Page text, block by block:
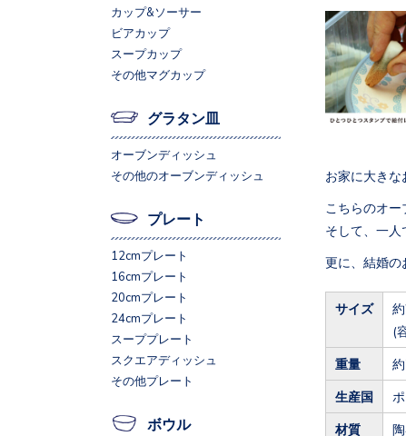
お家に大きな
こちらのオ
そして、一人
更に、結婚の
サイズ
(
重量
生産国
材質
カップ&ソーサー
ビアカップ
スープカップ
その他マグカップ
グラタン皿
オーブンディッシュ
その他のオーブンディッシュ
プレート
12cmプレート
16cmプレート
20cmプレート
24cmプレート
スーププレート
スクエアディッシュ
その他プレート
ボウル